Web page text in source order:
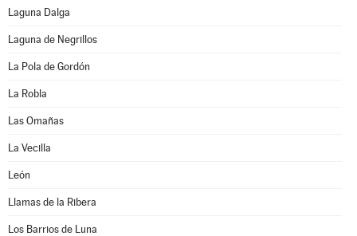
Laguna Dalga
Laguna de Negrillos
La Pola de Gordón
La Robla
Las Omañas
La Vecilla
León
Llamas de la Ribera
Los Barrios de Luna